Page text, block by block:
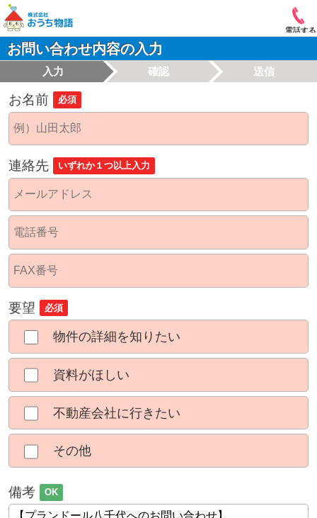
電話する
お問い合わせ内容の入力
入力 確認 送信
お名前 必須
連絡先 いずれか１つ以上入力
要望 必須
物件の詳細を知りたい
資料がほしい
不動産会社に行きたい
その他
備考 OK